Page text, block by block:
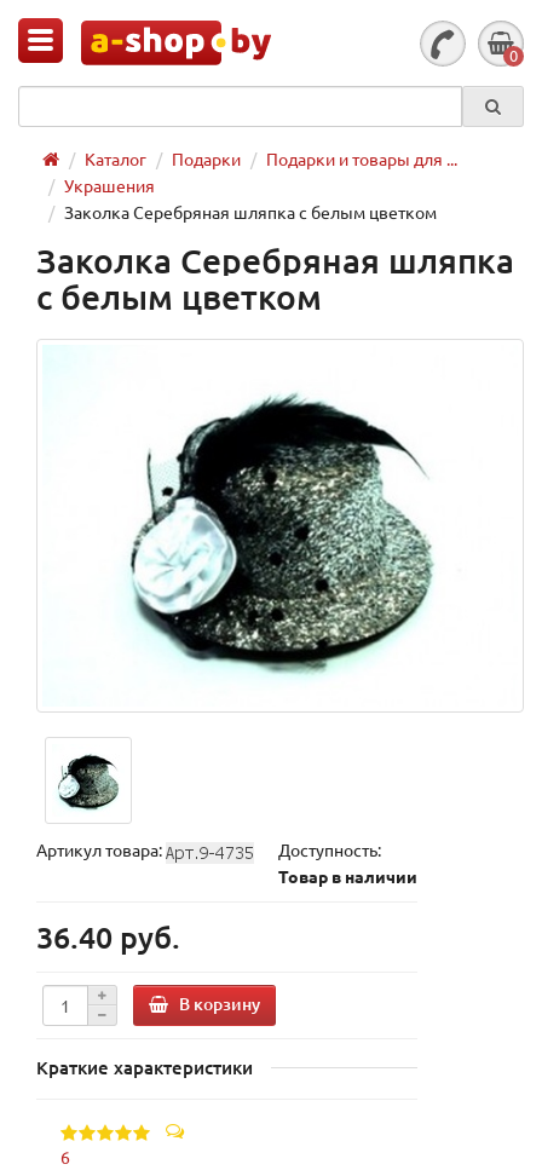
0
Каталог Подарки
Подарки и товары для ...
Украшения
Заколка Серебряная шляпка с белым цветком
Заколка Серебряная шляпка
с белым цветком
Артикул товара:
Доступность:
Товар в наличии
36.40 руб.
В корзину
Краткие характеристики
6